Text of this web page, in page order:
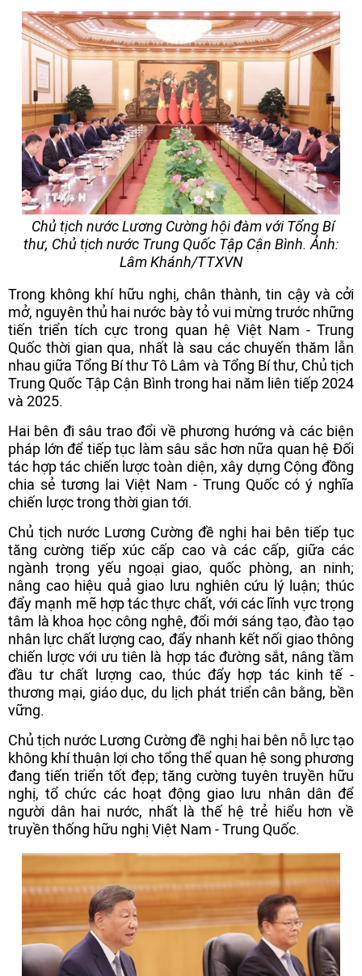
Chủ tịch nước Lương Cường hội đàm với Tổng Bí
thư, Chủ tịch nước Trung Quốc Tập Cận Bình. Ảnh:
Lâm Khánh/TTXVN
Trong không khí hữu nghị, chân thành, tin cậy và cởi
mở, nguyên thủ hai nước bày tỏ vui mừng trước những
tiến triển tích cực trong quan hệ Việt Nam - Trung
Quốc thời gian qua, nhất là sau các chuyến thăm lẫn
nhau giữa Tổng Bí thư Tô Lâm và Tổng Bí thư, Chủ tịch
Trung Quốc Tập Cận Bình trong hai năm liên tiếp 2024
và 2025.
Hai bên đi sâu trao đổi về phương hướng và các biện
pháp lớn để tiếp tục làm sâu sắc hơn nữa quan hệ Đối
tác hợp tác chiến lược toàn diện, xây dựng Cộng đồng
chia sẻ tương lai Việt Nam - Trung Quốc có ý nghĩa
chiến lược trong thời gian tới.
Chủ tịch nước Lương Cường đề nghị hai bên tiếp tục
tăng cường tiếp xúc cấp cao và các cấp, giữa các
ngành trọng yếu ngoại giao, quốc phòng, an ninh;
nâng cao hiệu quả giao lưu nghiên cứu lý luận; thúc
đẩy mạnh mẽ hợp tác thực chất, với các lĩnh vực trọng
tâm là khoa học công nghệ, đổi mới sáng tạo, đào tạo
nhân lực chất lượng cao, đẩy nhanh kết nối giao thông
chiến lược với ưu tiên là hợp tác đường sắt, nâng tầm
đầu tư chất lượng cao, thúc đẩy hợp tác kinh tế -
thương mại, giáo dục, du lịch phát triển cân bằng, bền
vững.
Chủ tịch nước Lương Cường đề nghị hai bên nỗ lực tạo
không khí thuận lợi cho tổng thể quan hệ song phương
đang tiến triển tốt đẹp; tăng cường tuyên truyền hữu
nghị, tổ chức các hoạt động giao lưu nhân dân để
người dân hai nước, nhất là thế hệ trẻ hiểu hơn về
truyền thống hữu nghị Việt Nam - Trung Quốc.